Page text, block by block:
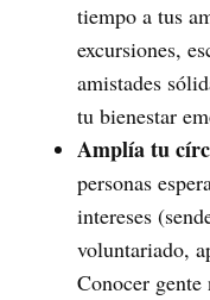
tiempo a tus
excursiones,
amistades
tu bienestar
Amplía tu
personas
intereses
voluntariado,
Conocer